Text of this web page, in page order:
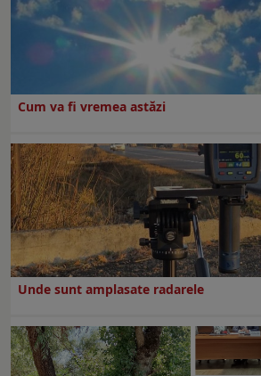
Cum va fi vremea astăzi
Unde sunt amplasate radarele